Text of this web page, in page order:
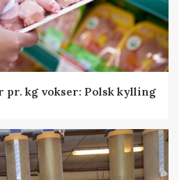
pr. kg vokser: Polsk kylling